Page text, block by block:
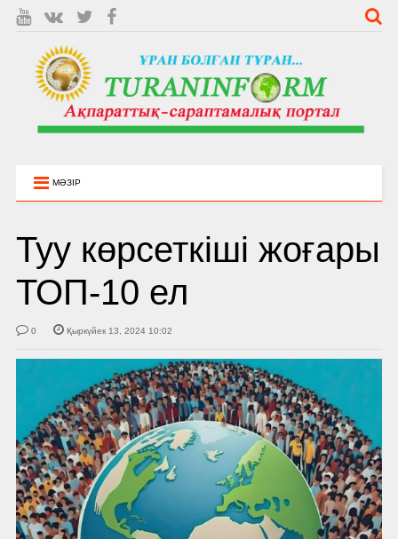
МӘЗІР
Туу көрсеткіші жоғары
ТОП-10 ел
0 Қыркүйек 13, 2024 10:02